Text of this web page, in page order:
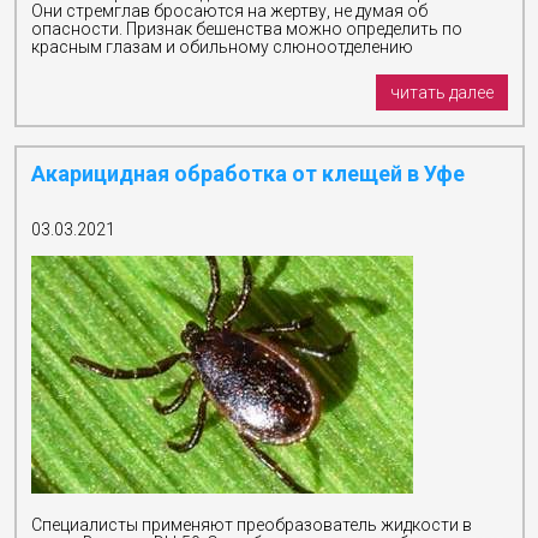
Они стремглав бросаются на жертву, не думая об
опасности. Признак бешенства можно определить по
красным глазам и обильному слюноотделению
читать далее
Акарицидная обработка от клещей в Уфе
03.03.2021
Специалисты применяют преобразователь жидкости в